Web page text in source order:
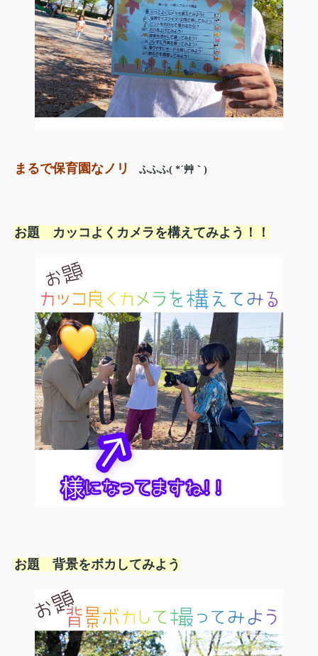
まるで保育園なノリ ふふふ( *´艸｀)
お題 カッコよくカメラを構えてみよう！！
お題 背景をボカしてみよう